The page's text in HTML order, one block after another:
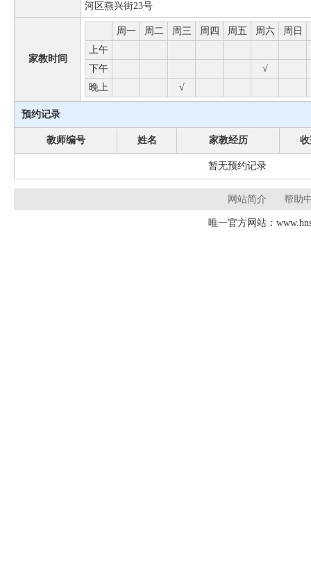
河区燕兴街23号
家教时间
周一 周二 周三 周四 周五 周六 周日
上午
下午
√
晚上
√
预约记录
教师编号 姓名 家教经历
暂无预约记录
网站简介 帮助
唯一官方网站：